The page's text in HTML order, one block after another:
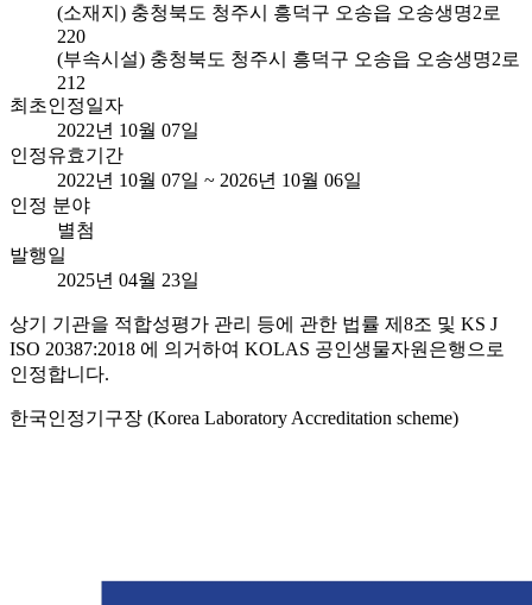
(소재지) 충청북도 청주시 흥덕구 오송읍 오송생명2로
220
(부속시설) 충청북도 청주시 흥덕구 오송읍 오송생명2로
212
최초인정일자
2022년 10월 07일
인정유효기간
2022년 10월 07일 ~ 2026년 10월 06일
인정 분야
별첨
발행일
2025년 04월 23일
상기 기관을 적합성평가 관리 등에 관한 법률 제8조 및 KS J
ISO 20387:2018 에 의거하여 KOLAS 공인생물자원은행으로
인정합니다.
한국인정기구장 (Korea Laboratory Accreditation scheme)